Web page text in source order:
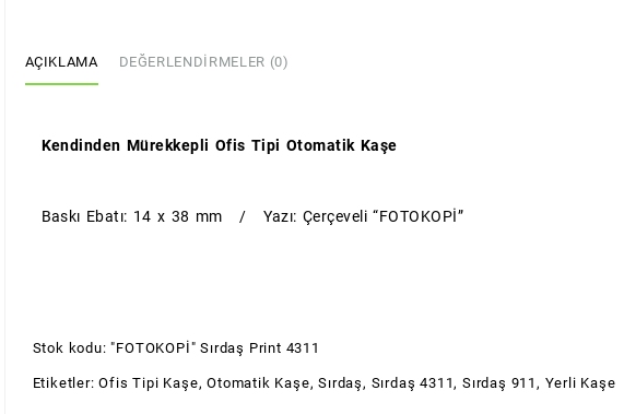
AÇIKLAMA DEĞERLENDIRMELER (0)
Kendinden Mürekkepli Ofis Tipi Otomatik Kaşe
Baskı Ebatı: 14 x 38 mm / Yazı: Çerçeveli “FOTOKOPİ”
Stok kodu:"FOTOKOPİ" Sırdaş Print 4311
Etiketler:Ofis Tipi Kaşe,Otomatik Kaşe,Sırdaş , Sırdaş 4311 , Sırdaş 911 , Yerli Kaşe